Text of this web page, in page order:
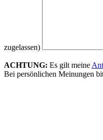
zugelassen)
ACHTUNG: Es gilt meine
Bei persönlichen Meinungen